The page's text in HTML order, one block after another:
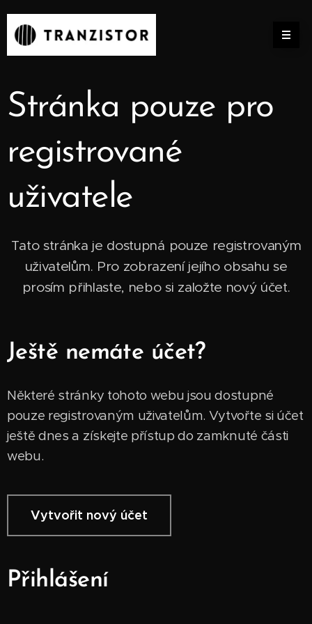
Stránka pouze pro
registrované
uživatele
Tato stránka je dostupná pouze registrovaným
uživatelům. Pro zobrazení jejího obsahu se
prosím přihlaste, nebo si založte nový účet.
Ještě nemáte účet?
Některé stránky tohoto webu jsou dostupné
pouze registrovaným uživatelům. Vytvořte si účet
ještě dnes a získejte přístup do zamknuté části
webu.
Vytvořit nový účet
Přihlášení